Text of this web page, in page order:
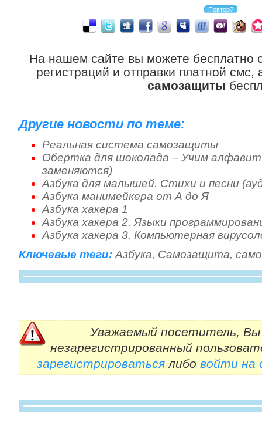
На нашем сайте вы можете бесплатно
регистраций и отправки платной
самозащиты
Другие новости по теме:
Реальная система самозащиты
Обертка для шоколада – Учим
заменяются)
Азбука для малышей. Стихи и песни
Азбука манимейкера от А до Я
Азбука хакера 1
Азбука хакера 2. Языки
Азбука хакера 3. Компьютерная
Ключевые теги: Азбука, Самозащита,
Уважаемый посетитель, Вы
незарегистрированный
зарегистрироватьсялибо войти на